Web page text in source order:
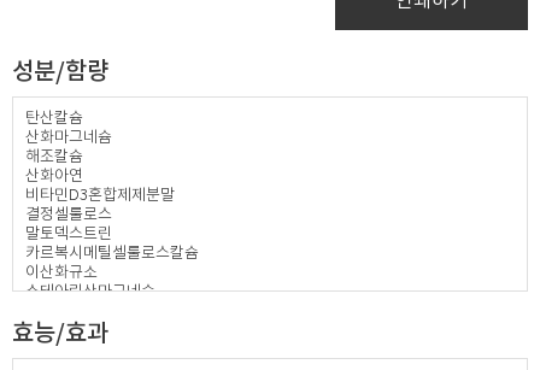
성분/함량
탄산칼슘
산화마그네슘
해조칼슘
산화아연
비타민D3혼합제제분말
결정셀룰로스
말토덱스트린
카르복시메틸셀룰로스칼슘
이산화규소
스테아린산마그네슘
비타민C
효능/효과